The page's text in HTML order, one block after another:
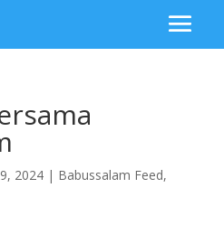
2024| Babussalam Feed,